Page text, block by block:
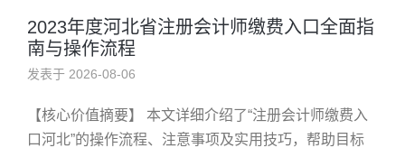
2023年度河北省注册会计师缴费入口全面指
南与操作流程
发表于 2026-08-06
【核心价值摘要】 本文详细介绍了“注册会计师缴费入
口河北”的操作流程、注意事项及实用技巧，帮助目标